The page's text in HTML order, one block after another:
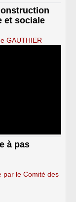
et sociale
GAUTHIER
à pas
par le Comité des